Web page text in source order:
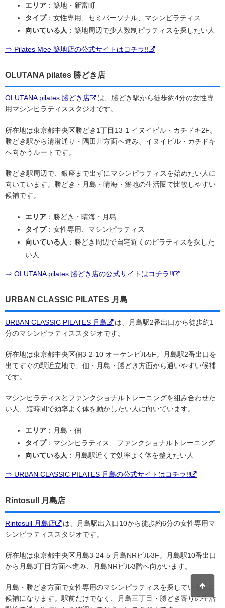
エリア ：築地・新富町
タイプ：女性専用、セミパーソナル、マシンピラティス
向いている人 ：築地周辺で少人数制ピラティスを探したい人
⇒ Pilates Mee 築地店の公式サイトはコチラ!!
OLUTANA pilates 勝どき店
OLUTANA pilates 勝どき店
は、勝どき駅から徒歩約4分の女性専
用マシンピラティススタジオです。
所在地は東京都中央区勝どき1丁目13-1 イヌイビル・カチドキ2F。
勝どき駅から清澄通り・隅田川方面へ進み、イヌイビル・カチドキ
へ向かうルートです。
勝どき駅周辺で、銀座まで出ずにマシンピラティスを始めたい人に
向いています。勝どき・月島・晴海・築地の生活圏で比較しやすい
候補です。
エリア ：勝どき・晴海・月島
タイプ：女性専用、マシンピラティス
向いている人 ：勝どき周辺で自宅近くのピラティスを探した
い人
⇒ OLUTANA pilates 勝どき店の公式サイトはコチラ!!
URBAN CLASSIC PILATES 月島
URBAN CLASSIC PILATES 月島
は、月島駅2番出口から徒歩約1
分のマシンピラティススタジオです。
所在地は東京都中央区佃3-2-10 オーケンビル5F。月島駅2番出口を
出てすぐの駅近立地で、佃・月島・勝どき方面から通いやすい候補
です。
マシンピラティスとファンクショナルトレーニングを組み合わせた
い人、短時間で効率よく体を動かしたい人に向いています。
エリア ：月島・佃
タイプ：マシンピラティス、ファンクショナルトレーニング
向いている人 ：月島駅近くで効率よく体を整えたい人
⇒ URBAN CLASSIC PILATES 月島の公式サイトはコチラ!!
Rintosull 月島店
Rintosull 月島店
は、月島駅出入口10から徒歩約6分の女性専用マ
シンピラティススタジオです。
所在地は東京都中央区月島3-24-5 月島NRビル3F。月島駅10番出口
から月島3丁目方面へ進み、月島NRビル3階へ向かいます。
月島・勝どき方面で女性専用のマシンピラティスを探している人に
候補になります。駅前だけでなく、月島三丁目・勝どき寄りの生活